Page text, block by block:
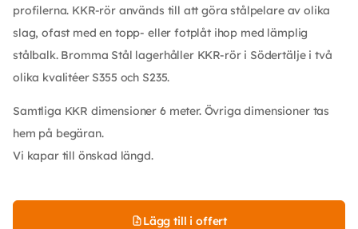
profilerna. KKR-rör används till att göra stålpelare av olika
slag, ofast med en topp- eller fotplåt ihop med lämplig
stålbalk. Bromma Stål lagerhåller KKR-rör i Södertälje i två
olika kvalitéer S355 och S235.
Samtliga KKR dimensioner 6 meter. Övriga dimensioner tas
hem på begäran.
Vi kapar till önskad längd.
Lägg till i offert